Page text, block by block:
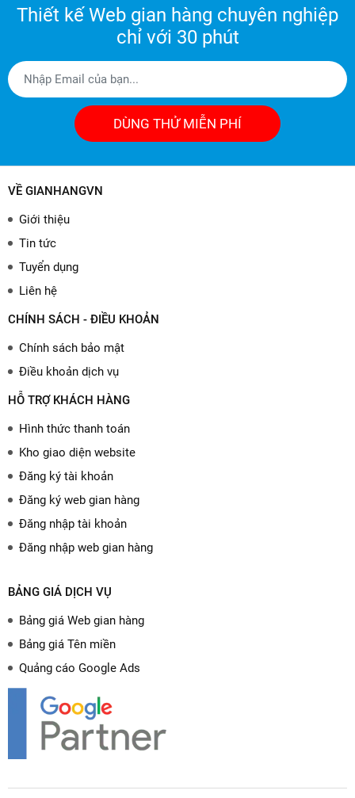
Thiết kế Web gian hàng chuyên nghiệp
chỉ với 30 phút
DÙNG THỬ MIỄN PHÍ
VỀ GIANHANGVN
Giới thiệu
Tin tức
Tuyển dụng
Liên hệ
CHÍNH SÁCH - ĐIỀU KHOẢN
Chính sách bảo mật
Điều khoản dịch vụ
HỖ TRỢ KHÁCH HÀNG
Hình thức thanh toán
Kho giao diện website
Đăng ký tài khoản
Đăng ký web gian hàng
Đăng nhập tài khoản
Đăng nhập web gian hàng
BẢNG GIÁ DỊCH VỤ
Bảng giá Web gian hàng
Bảng giá Tên miền
Quảng cáo Google Ads